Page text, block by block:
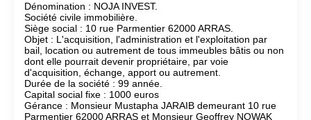
Dénomination : NOJA INVEST.
Société civile immobilière.
Siège social : 10 rue Parmentier 62000 ARRAS.
Objet : L'acquisition, l'administration et l'exploitation par
bail, location ou autrement de tous immeubles bâtis ou non
dont elle pourrait devenir propriétaire, par voie
d'acquisition, échange, apport ou autrement.
Durée de la société : 99 année.
Capital social fixe : 1000 euros
Gérance : Monsieur Mustapha JARAIB demeurant 10 rue
Parmentier 62000 ARRAS et Monsieur Geoffrey NOWAK